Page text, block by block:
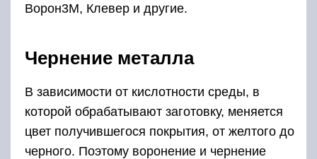
Ворон3М, Клевер и другие.
Чернение металла
В зависимости от кислотности среды, в
которой обрабатывают заготовку, меняется
цвет получившегося покрытия, от желтого до
черного. Поэтому воронение и чернение